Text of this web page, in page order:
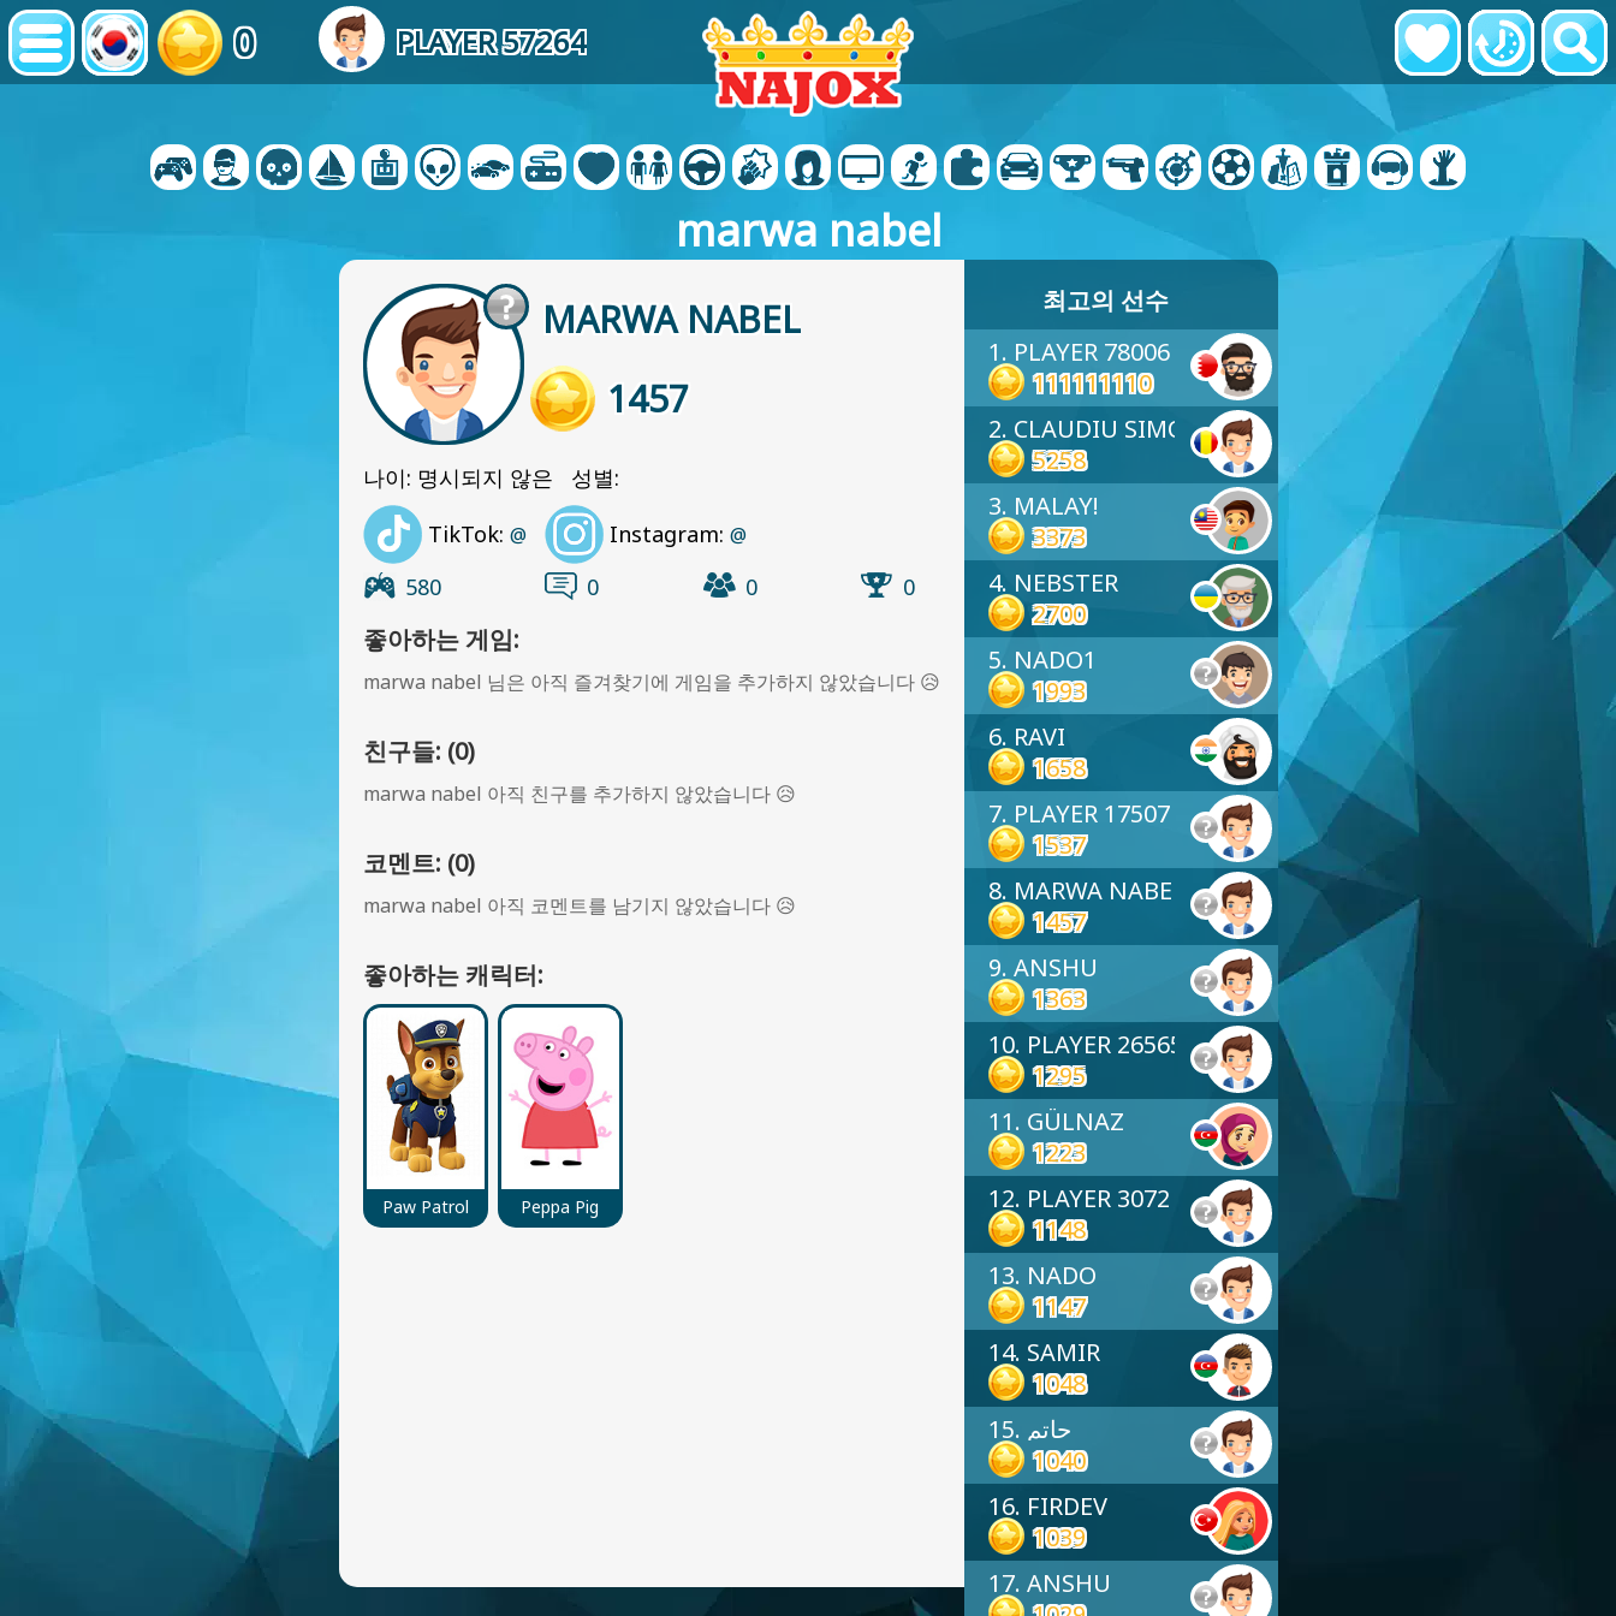
0 PLAYER 57264
marwa nabel
MARWA NABEL
1457
나이: 명시되지 않은 성별:
TikTok: @ Instagram: @
580 0 0 0
좋아하는 게임:
marwa nabel 님은 아직 즐겨찾기에 게임을 추가하지 않았습니다 😥
친구들: (0)
marwa nabel 아직 친구를 추가하지 않았습니다 😥
코멘트: (0)
marwa nabel 아직 코멘트를 남기지 않았습니다 😥
좋아하는 캐릭터:
Paw Patrol Peppa Pig
최고의 선수
1. PLAYER 78006
111111110
2. CLAUDIU SIMON
5258
3. MALAY!
3373
4. NEBSTER
2700
5. NADO1
1993
6. RAVI
1658
7. PLAYER 17507
1537
8. MARWA NABEL
1457
9. ANSHU
1363
10. PLAYER 26565
1295
11. GÜLNAZ
1223
12. PLAYER 3072
1148
13. NADO
1147
14. SAMIR
1048
15. حاتم
1040
16. FIRDEV
1039
17. ANSHU